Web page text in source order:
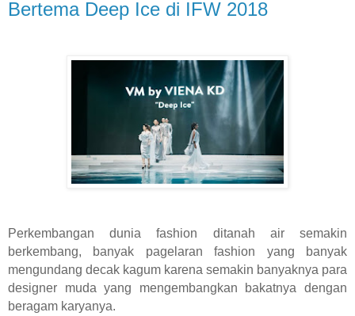
Bertema Deep Ice di IFW 2018
Perkembangan dunia fashion ditanah air semakin
berkembang, banyak pagelaran fashion yang banyak
mengundang decak kagum karena semakin banyaknya para
designer muda yang mengembangkan bakatnya dengan
beragam karyanya.